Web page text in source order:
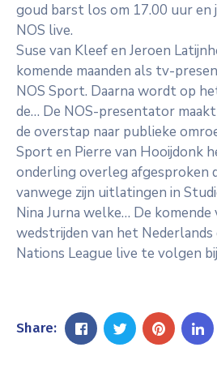
goud barst los om 17.00 uur en
NOS live.
Suse van Kleef en Jeroen
komende maanden als tv-
NOS Sport. Daarna wordt op
de… De NOS-presentator
de overstap naar publieke
Sport en Pierre van Hooijdonk
onderling overleg afgesproken
vanwege zijn uitlatingen in
Nina Jurna welke… De komende
wedstrijden van het
Nations League live te volgen
Share: